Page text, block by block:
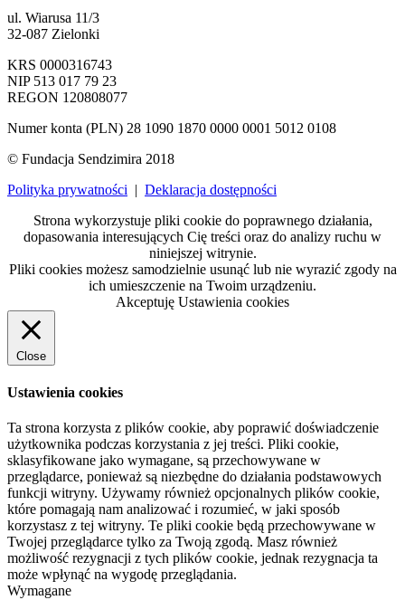
ul. Wiarusa 11/3
32-087 Zielonki
KRS 0000316743
NIP 513 017 79 23
REGON 120808077
Numer konta (PLN) 28 1090 1870 0000 0001 5012 0108
© Fundacja Sendzimira 2018
Polityka prywatności | Deklaracja dostępności
Strona wykorzystuje pliki cookie do poprawnego działania,
dopasowania interesujących Cię treści oraz do analizy ruchu w
niniejszej witrynie.
Pliki cookies możesz samodzielnie usunąć lub nie wyrazić zgody na
ich umieszczenie na Twoim urządzeniu.
Akceptuję Ustawienia cookies
Close
Ustawienia cookies
Ta strona korzysta z plików cookie, aby poprawić doświadczenie
użytkownika podczas korzystania z jej treści. Pliki cookie,
sklasyfikowane jako wymagane, są przechowywane w
przeglądarce, ponieważ są niezbędne do działania podstawowych
funkcji witryny. Używamy również opcjonalnych plików cookie,
które pomagają nam analizować i rozumieć, w jaki sposób
korzystasz z tej witryny. Te pliki cookie będą przechowywane w
Twojej przeglądarce tylko za Twoją zgodą. Masz również
możliwość rezygnacji z tych plików cookie, jednak rezygnacja ta
może wpłynąć na wygodę przeglądania.
Wymagane